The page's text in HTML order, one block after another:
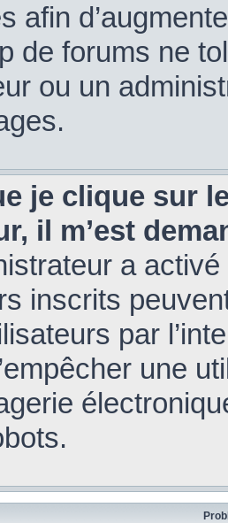
afin
de forums ne
ou un
je clique sur
il m’est
a
inscrits
par
une